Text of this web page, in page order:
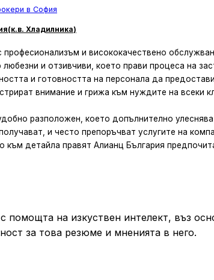
в София
(к.в. Хладилника)
и висококачествено
и отзивчиви, което прави процеса на
и готовността на персонала да
внимание и грижа към нуждите на всеки
разположен, което допълнително
и често препоръчват услугите на
детайла правят Алианц България
помощта на изкуствен интелект, въз
за това резюме и мненията в него.